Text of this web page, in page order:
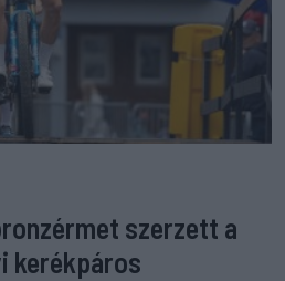
szerzett a
kerékpáros